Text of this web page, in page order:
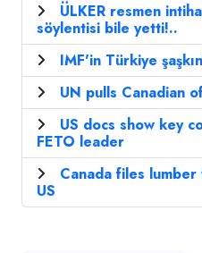
ÜLKER resmen
söylentisi bile yetti!..
IMF'in Türkiye
UN pulls Canadian
US docs show key
FETO leader
Canada files
US